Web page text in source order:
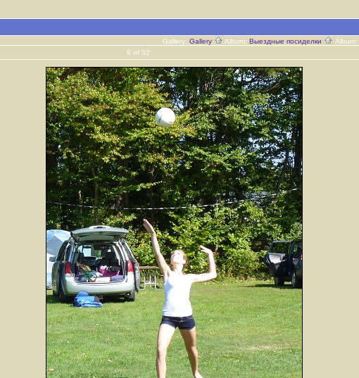
Gallery: Gallery Album: Выездные посиделки Album:
9 of 32